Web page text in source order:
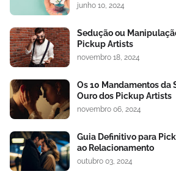
junho 10, 2024
Sedução ou
Pickup Artists
novembro 18, 2024
Os 10 Mandamentos da
Ouro dos Pickup Artists
novembro 06, 2024
Guia Definitivo para
ao Relacionamento
outubro 03, 2024